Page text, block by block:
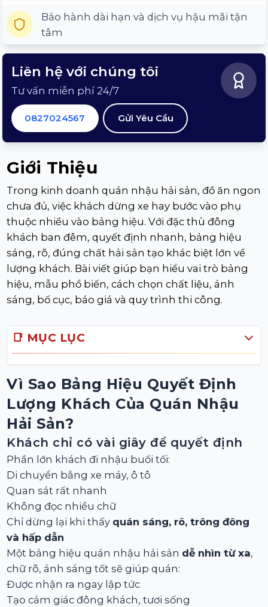
Bảo hành dài hạn và dịch vụ hậu mãi tận
tâm
Liên hệ với chúng tôi
Tư vấn miễn phí 24/7
0827024567 Gửi Yêu Cầu
Giới Thiệu
Trong kinh doanh quán nhậu hải sản, đồ ăn ngon
chưa đủ, việc khách dừng xe hay bước vào phụ
thuộc nhiều vào bảng hiệu. Với đặc thù đông
khách ban đêm, quyết định nhanh, bảng hiệu
sáng, rõ, đúng chất hải sản tạo khác biệt lớn về
lượng khách. Bài viết giúp bạn hiểu vai trò bảng
hiệu, mẫu phổ biến, cách chọn chất liệu, ánh
sáng, bố cục, báo giá và quy trình thi công.
📑 MỤC LỤC
Vì Sao Bảng Hiệu Quyết Định
Lượng Khách Của Quán Nhậu
Hải Sản?
Khách chỉ có vài giây để quyết định
Phần lớn khách đi nhậu buổi tối:
Di chuyển bằng xe máy, ô tô
Quan sát rất nhanh
Không đọc nhiều chữ
Chỉ dừng lại khi thấy quán sáng, rõ, trông đông
và hấp dẫn
Một bảng hiệu quán nhậu hải sản dễ nhìn từ xa,
chữ rõ, ánh sáng tốt sẽ giúp quán:
Được nhận ra ngay lập tức
Tạo cảm giác đông khách, tươi sống